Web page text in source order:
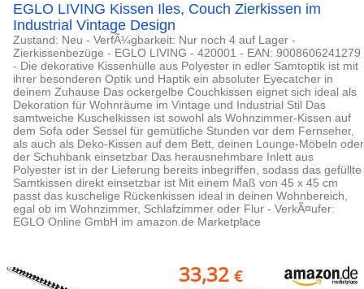
EGLO LIVING Kissen Iles, Couch Zierkissen im
Industrial Vintage Design
Zustand: Neu - VerfÃ¼gbarkeit: Nur noch 4 auf Lager -
Zierkissenbezüge - EGLO LIVING - 420001 - EAN: 9008606241279
- Die dekorative Kissenhülle aus Polyester in edler Samtoptik ist mit
ihrer besonderen Optik und Haptik ein absoluter Eyecatcher in
deinem Zuhause Das ockergelbe Couchkissen eignet sich ideal als
Dekoration für Wohnräume im Vintage und Industrial Stil Das
samtweiche Kuschelkissen ist sowohl als Wohnzimmer-Kissen auf
dem Sofa oder Sessel für gemütliche Stunden vor dem Fernseher,
als auch als Deko-Kissen auf dem Bett, deinen Lounge-Möbeln oder
der Schuhbank einsetzbar Das herausnehmbare Inlett aus
Polyester ist in der Lieferung bereits inbegriffen, sodass das gefüllte
Samtkissen direkt einsetzbar ist Mit einem Maß von 45 x 45 cm
passt das kuschelige Rückenkissen ideal in deinen Wohnbereich,
egal ob im Wohnzimmer, Schlafzimmer oder Flur - VerkÃ¤ufer:
EGLO Online GmbH im amazon.de Marketplace
33,32 €